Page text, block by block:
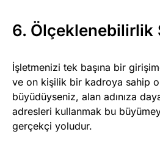
6. Ölçeklenebilirlik
İşletmenizi tek başına bir
ve on kişilik bir kadroya sahip
büyüdüyseniz, alan adınıza
adresleri kullanmak bu
gerçekçi yoludur.